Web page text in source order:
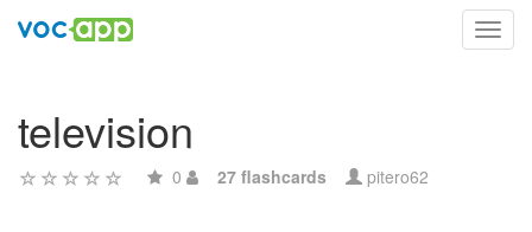
television
0 27 flashcards pitero62